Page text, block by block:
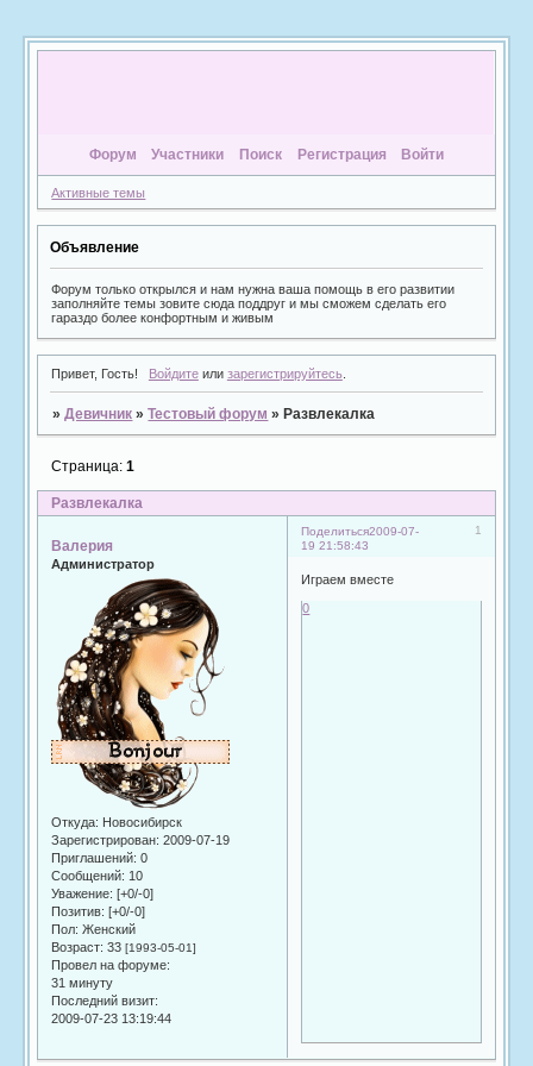
Форум Участники Поиск Регистрация Войти
Активные темы
Объявление
Форум только открылся и нам нужна ваша помощь в его развитии
заполняйте темы зовите сюда поддруг и мы сможем сделать его
гараздо более конфортным и живым
Привет, Гость! Войдитеили зарегистрируйтесь.
»Девичник »Тестовый форум »Развлекалка
Развлекалка
Страница:1
Поделиться 1
2009-07-
19 21:58:43
Валерия
Администратор
Откуда: Новосибирск
Зарегистрирован: 2009-07-19
Приглашений: 0
Сообщений: 10
Уважение: [+0/-0]
Позитив: [+0/-0]
Пол: Женский
Возраст: 33[1993-05-01]
Провел на форуме:
31 минуту
Последний визит:
2009-07-23 13:19:44
Играем вместе
0